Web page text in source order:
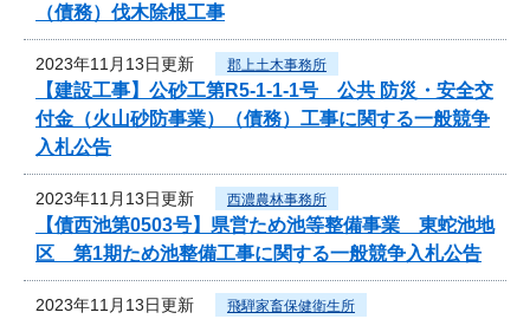
（債務）伐木除根工事
2023年11月13日更新 郡上土木事務所
【建設工事】公砂工第R5-1-1-1号 公共 防災・安全交
付金（火山砂防事業）（債務）工事に関する一般競争
入札公告
2023年11月13日更新 西濃農林事務所
【債西池第0503号】県営ため池等整備事業 東蛇池地
区 第1期ため池整備工事に関する一般競争入札公告
2023年11月13日更新 飛騨家畜保健衛生所